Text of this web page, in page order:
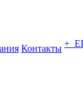
Контакты +